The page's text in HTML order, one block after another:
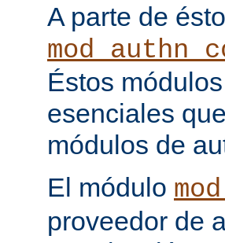
A parte de
Éstos
esenciales
módulos de
El módulo
proveedor de